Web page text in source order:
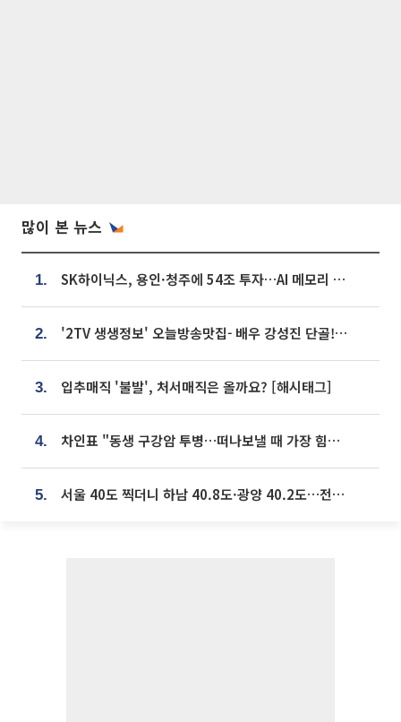
많이 본 뉴스
1. SK하이닉스, 용인·청주에 54조 투자…AI 메모리 생산기지 키운다
2. '2TV 생생정보' 오늘방송맛집- 배우 강성진 단골! 쌀국수ㆍ푸팟퐁 커리 맛집 '블○○○'
3. 입추매직 '불발', 처서매직은 올까요? [해시태그]
4. 차인표 "동생 구강암 투병…떠나보낼 때 가장 힘들었다”
5. 서울 40도 찍더니 하남 40.8도·광양 40.2도…전국 '펄펄'